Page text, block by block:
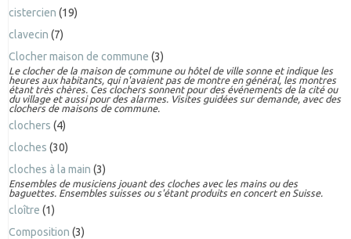
cistercien (19)
clavecin (7)
Clocher maison de commune (3)
Le clocher de la maison de commune ou hôtel de ville sonne et indique les
heures aux habitants, qui n'avaient pas de montre en général, les montres
étant très chères. Ces clochers sonnent pour des événements de la cité ou
du village et aussi pour des alarmes. Visites guidées sur demande, avec des
clochers de maisons de commune.
clochers (4)
cloches (30)
cloches à la main (3)
Ensembles de musiciens jouant des cloches avec les mains ou des
baguettes. Ensembles suisses ou s'étant produits en concert en Suisse.
cloître (1)
Composition (3)